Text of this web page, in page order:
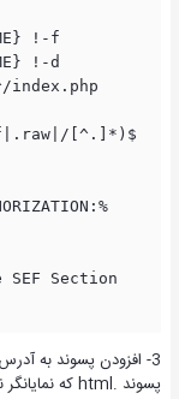
!-f
!-d
index.php
[^.]*)$
SEF Section
3- افزودن پسوند به
پسوند .html که نمایانگر نوع سند صفحه وب شماست، درج می شود.